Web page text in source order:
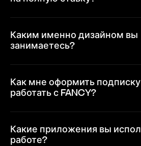
Каким именно дизайном вы
занимаетесь?
Как мне оформить подписку
работать с FANCY?
Какие приложения вы
работе?
Сколько исправлений я могу
Сколько задач я могу
одновременно?
Сколько дизайн-материалов
Если я буду недоволен
вернут деньги?